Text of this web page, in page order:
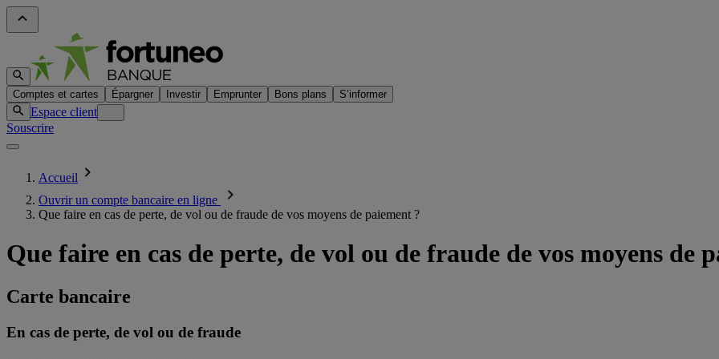
Comptes et cartes Épargner Investir Emprunter Bons plans S’informer
Espace client
Souscrire
Accueil
Ouvrir un compte bancaire en ligne
Que faire en cas de perte, de vol ou de fraude de vos moyens de paiement ?
Que faire en cas de perte, de vol ou de fraude de vos moyens de
Carte bancaire
En cas de perte, de vol ou de fraude